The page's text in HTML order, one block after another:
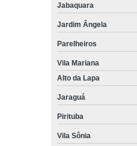
Jabaquara
Jardim Ângela
Parelheiros
Vila Mariana
Alto da Lapa
Jaraguá
Pirituba
Vila Sônia